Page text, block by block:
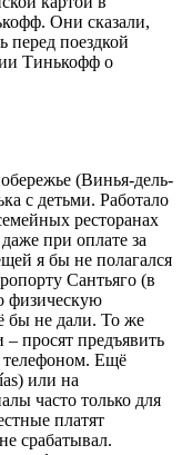
Они сказали,
перед поездкой
Тинькофф о
(Винья-дель-
с детьми. Работало
ресторанах
при оплате за
я бы не полагался
Сантьяго (в
физическую
бы не дали. То же
– просят предъявить
телефоном. Ещё
или на
часто только для
платят
срабатывал.